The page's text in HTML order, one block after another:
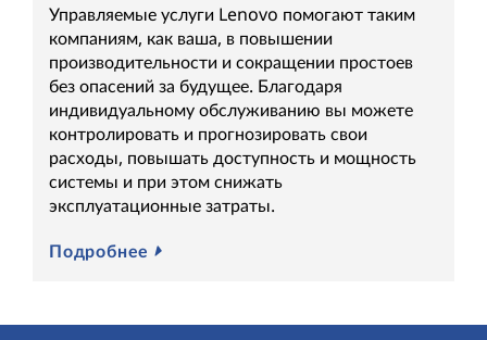
Управляемые услуги Lenovo помогают таким
компаниям, как ваша, в повышении
производительности и сокращении простоев
без опасений за будущее. Благодаря
индивидуальному обслуживанию вы можете
контролировать и прогнозировать свои
расходы, повышать доступность и мощность
системы и при этом снижать
эксплуатационные затраты.
Подробнее